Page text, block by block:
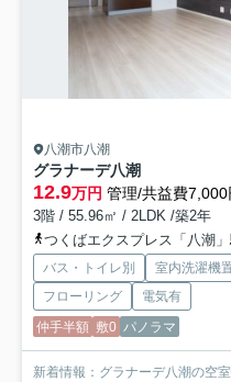
八潮市八潮
グラナーデ八潮
12.9万円 管理/共益費7,000
3階 / 55.96㎡ / 2LDK /築2年
つくばエクスプレス「八潮
バス・トイレ別 室内洗濯機
フローリング
電気有
仲手半額 敷0 パノラマ
新着情報：グラナーデ八潮の空